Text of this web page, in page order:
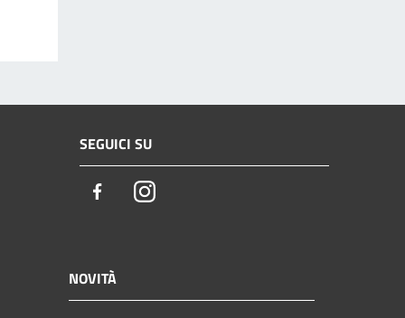
SEGUICI SU
FacebookInstagram
NOVITÀ